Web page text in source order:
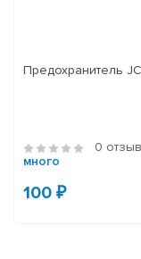
Предохранитель
0
много
100 ₽